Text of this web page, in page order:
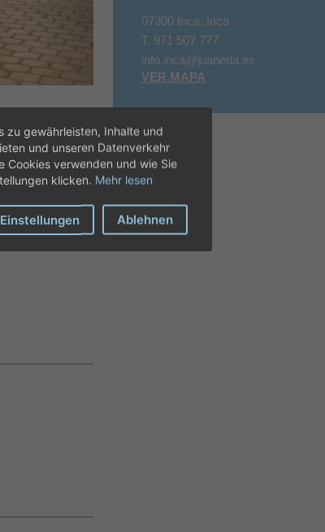
07300 Inca, Inca
T. 971 507 777
info.inca@juaneda.es
VER MAPA
zu gewährleisten, Inhalte und
und unseren Datenverkehr
Cookies verwenden und wie Sie
klicken. Mehr lesen
Einstellungen Ablehnen